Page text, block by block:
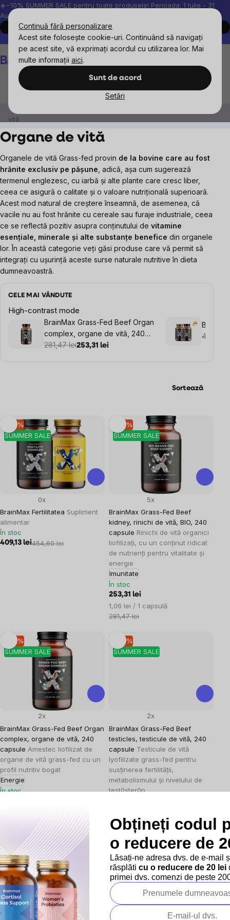
Continuă fără personalizare
Acest site folosește cookie-uri. Continuând să navigați
pe acest site, vă exprimați acordul cu utilizarea lor. Mai
multe informații aici.
Sunt de acord
Setări
Treci
la
conținut
☀️−10% SUMMER SALE pentru toate produsele! Perioada: 1 Iulie - 31
August, 2026.
Cumpără acum
Peste 200.000 de recenzii verificate
Produsele noastre sunt
Coş
de
vită
Organe de vită
Organele de vită Grass-fed provin de la bovine care au fost
hrănite exclusiv pe pășune , adică, așa cum sugerează
termenul englezesc, cu iarbă și alte plante care cresc liber,
ceea ce asigură o calitate și o valoare nutrițională superioară.
Acest mod natural de creștere înseamnă, de asemenea, că
vacile nu au fost hrănite cu cereale sau furaje industriale, ceea
ce se reflectă pozitiv asupra conținutului de vitamine
esențiale, minerale și alte substanțe benefice din organele
lor. În această categorie veți găsi produse care vă permit să
integrați cu ușurință aceste surse naturale nutritive în dieta
dumneavoastră.
CELE MAI VÂNDUTE
High-contrast mode
BrainMax Grass-Fed Beef Organ
complex, organe de vită, 240
capsule
281,47 lei253,31 lei
497,94
Sortează
Listă
produse
SUMMER SALE
–10 %
BrainMax Fertilitatea Supliment
alimentar
0x
În stoc
409,13 lei454,60 lei
SUMMER SALE
–10 %
BrainMax Grass-Fed Beef
kidney, rinichi de vită, BIO, 240
capsule Rinichi de vită organici
liofilizați, cu un conținut ridicat
de nutrienți pentru vitalitate și
energie
Imunitate
5x
În stoc
253,31 lei
Evaluare
preţ:
1,06 lei / 1 capsulă
281,47 lei
SUMMER SALE
–10 %
BrainMax Grass-Fed Beef Organ
complex, organe de vită, 240
capsule Amestec liofilizat de
organe de vită grass-fed cu un
profil nutritiv bogat
Energie
2x
În stoc
SUMMER SALE
–10 %
BrainMax Grass-Fed Beef
testicles, testicule de vită, 240
capsule Testicule de vită
lyofilizate grass-fed pentru
susținerea fertilității,
metabolismului și nivelului de
test0ster0n
2x
292,32 lei
Evaluare
preţ:
1,22 lei / 1 capsulă
324,81 lei
SUMMER SALE
–10 %
SUMMER SALE
–10 %
Obțineți codul
o reducere de
Lăsați-ne adresa dvs. de e-mail
răsplăti cu o reducere de 20 lei
primei dvs. comenzi de peste